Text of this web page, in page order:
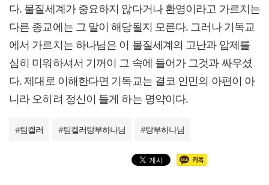
다. 물질세계가 중요하지 않다거나 환영이라고 가르치는
다른 종교에는 그 말이 해당될지 모른다. 그러나 기독교
에서 가르치는 하나님은 이 물질세계의 고난과 압제를
심히 미워하셔서 기꺼이 그 속에 들어가 그것과 싸우셨
다. 제대로 이해한다면 기독교는 결코 인민의 아편이 아
니라 오히려 정신이 들게 하는 명약이다.
#팀켈러 #팀켈러탕부하나님 #탕부하나님